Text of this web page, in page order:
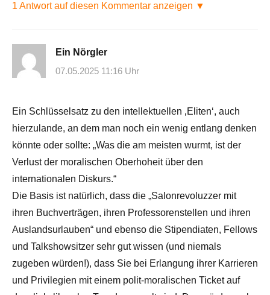
1 Antwort auf diesen Kommentar anzeigen ▼
Ein Nörgler
07.05.2025 11:16 Uhr
Ein Schlüsselsatz zu den intellektuellen ‚Eliten‘, auch
hierzulande, an dem man noch ein wenig entlang denken
könnte oder sollte: „Was die am meisten wurmt, ist der
Verlust der moralischen Oberhoheit über den
internationalen Diskurs.“
Die Basis ist natürlich, dass die „Salonrevoluzzer mit
ihren Buchverträgen, ihren Professorenstellen und ihren
Auslandsurlauben“ und ebenso die Stipendiaten, Fellows
und Talkshowsitzer sehr gut wissen (und niemals
zugeben würden!), dass Sie bei Erlangung ihrer Karrieren
und Privilegien mit einem polit-moralischen Ticket auf